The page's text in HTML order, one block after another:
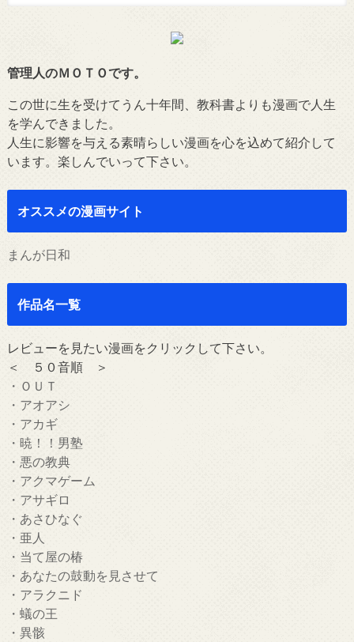
管理人のＭＯＴＯです。
この世に生を受けてうん十年間、教科書よりも漫画で人生
を学んできました。
人生に影響を与える素晴らしい漫画を心を込めて紹介して
います。楽しんでいって下さい。
オススメの漫画サイト
まんが日和
作品名一覧
レビューを見たい漫画をクリックして下さい。
＜ ５０音順 ＞
・ＯＵＴ
・アオアシ
・アカギ
・暁！！男塾
・悪の教典
・アクマゲーム
・アサギロ
・あさひなぐ
・亜人
・当て屋の椿
・あなたの鼓動を見させて
・アラクニド
・蟻の王
・異骸